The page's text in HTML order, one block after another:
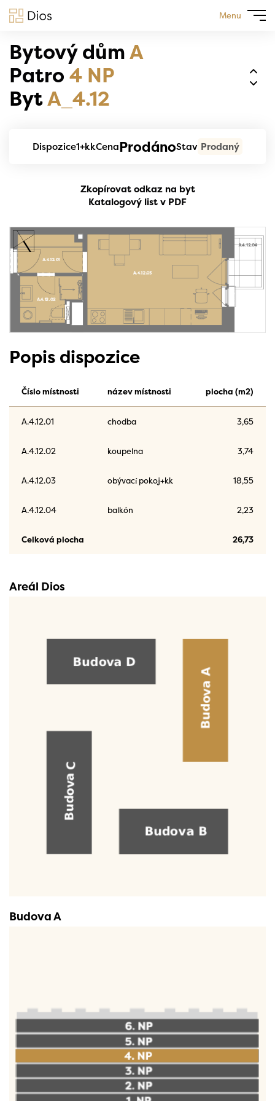
Menu
Bytový důmA
Patro 4 NP
BytA_4.12
Dispozice1+kkCenaProdánoStav Prodaný
Zkopírovat odkaz na byt
Katalogový list v PDF
Popis dispozice
Číslo místnosti název místnosti plocha (m2)
A.4.12.01 chodba 3,65
A.4.12.02 koupelna 3,74
A.4.12.03 obývací pokoj+kk 18,55
A.4.12.04 balkón 2,23
Celková plocha 26,73
Areál Dios
Budova A